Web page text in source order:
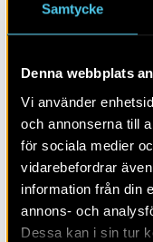
Samtycke
Denna webbplats
Vi använder
och annonserna till
för sociala medier
vidarebefordrar
information från din
annons- och
Dessa kan i sin tur
LÄS MER OM:
HELSINGBORG SKÅNE